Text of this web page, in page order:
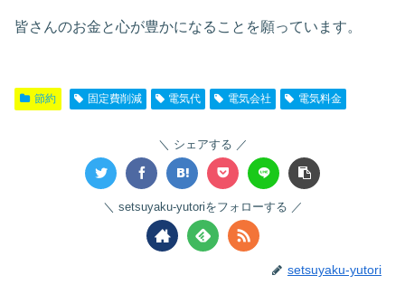
皆さんのお金と心が豊かになることを願っています。
節約 固定費削減 電気代 電気会社 電気料金
シェアする
setsuyaku-yutoriをフォローする
setsuyaku-yutori